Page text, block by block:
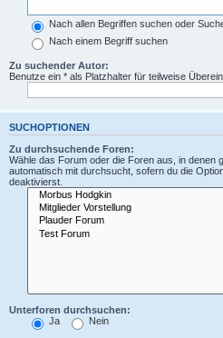
Nach allen Begriffen suchen oder
Nach einem Begriff suchen
Zu suchender Autor:
Benutze ein * als Platzhalter für teilweise
SUCHOPTIONEN
Zu durchsuchende Foren:
Wähle das Forum oder die Foren aus, in denen
automatisch mit durchsucht, sofern du die
deaktivierst.
Unterforen durchsuchen:
Ja
Nein